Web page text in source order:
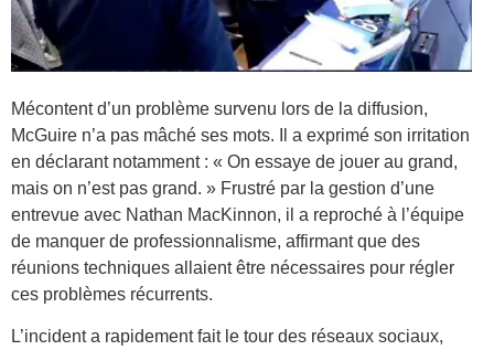
Mécontent d’un problème survenu lors de la diffusion,
McGuire n’a pas mâché ses mots. Il a exprimé son irritation
en déclarant notamment : « On essaye de jouer au grand,
mais on n’est pas grand. » Frustré par la gestion d’une
entrevue avec Nathan MacKinnon, il a reproché à l’équipe
de manquer de professionnalisme, affirmant que des
réunions techniques allaient être nécessaires pour régler
ces problèmes récurrents.
L’incident a rapidement fait le tour des réseaux sociaux,